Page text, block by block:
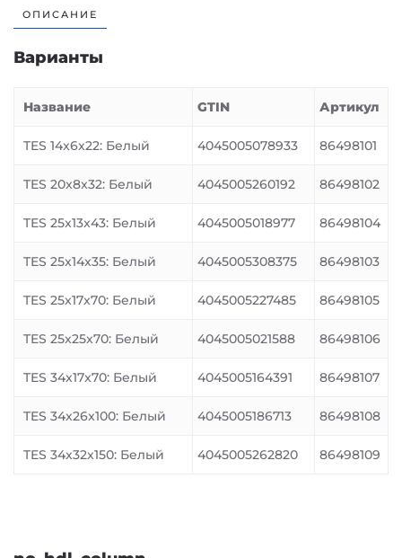
ОПИСАНИЕ
Варианты
Название GTIN Артикул
TES 14x6x22: Белый 4045005078933 86498101
TES 20x8x32: Белый 4045005260192 86498102
TES 25x13x43: Белый 4045005018977 86498104
TES 25x14x35: Белый 4045005308375 86498103
TES 25x17x70: Белый 4045005227485 86498105
TES 25x25x70: Белый 4045005021588 86498106
TES 34x17x70: Белый 4045005164391 86498107
TES 34x26x100: Белый 4045005186713 86498108
TES 34x32x150: Белый 4045005262820 86498109